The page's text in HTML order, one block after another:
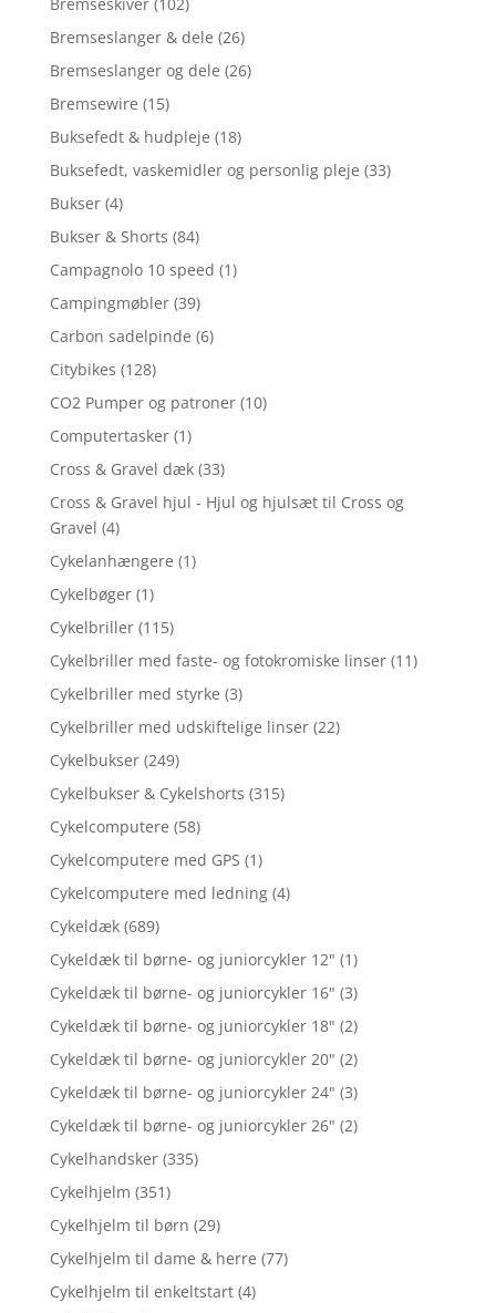
Bremseslanger & dele (26)
Bremseslanger og dele (26)
Bremsewire (15)
Buksefedt & hudpleje (18)
Buksefedt, vaskemidler og personlig pleje (33)
Bukser (4)
Bukser & Shorts (84)
Campagnolo 10 speed (1)
Campingmøbler (39)
Carbon sadelpinde (6)
Citybikes (128)
CO2 Pumper og patroner (10)
Computertasker (1)
Cross & Gravel dæk (33)
Cross & Gravel hjul - Hjul og hjulsæt til Cross og
Gravel (4)
Cykelanhængere (1)
Cykelbøger (1)
Cykelbriller (115)
Cykelbriller med faste- og fotokromiske linser (11)
Cykelbriller med styrke (3)
Cykelbriller med udskiftelige linser (22)
Cykelbukser (249)
Cykelbukser & Cykelshorts (315)
Cykelcomputere (58)
Cykelcomputere med GPS (1)
Cykelcomputere med ledning (4)
Cykeldæk (689)
Cykeldæk til børne- og juniorcykler 12" (1)
Cykeldæk til børne- og juniorcykler 16" (3)
Cykeldæk til børne- og juniorcykler 18" (2)
Cykeldæk til børne- og juniorcykler 20" (2)
Cykeldæk til børne- og juniorcykler 24" (3)
Cykeldæk til børne- og juniorcykler 26" (2)
Cykelhandsker (335)
Cykelhjelm (351)
Cykelhjelm til børn (29)
Cykelhjelm til dame & herre (77)
Cykelhjelm til enkeltstart (4)